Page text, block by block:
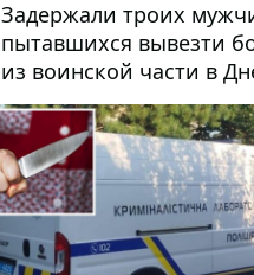
Задержали троих
пытавшихся вывезти
из воинской части в
за 7 тысяч долларов:
них был врач